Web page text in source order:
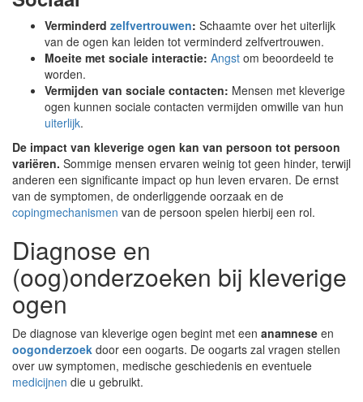
Verminderd zelfvertrouwen: Schaamte over het uiterlijk
van de ogen kan leiden tot verminderd zelfvertrouwen.
Moeite met sociale interactie: Angst om beoordeeld te
worden.
Vermijden van sociale contacten: Mensen met kleverige
ogen kunnen sociale contacten vermijden omwille van hun
uiterlijk.
De impact van kleverige ogen kan van persoon tot persoon
variëren. Sommige mensen ervaren weinig tot geen hinder, terwijl
anderen een significante impact op hun leven ervaren. De ernst
van de symptomen, de onderliggende oorzaak en de
copingmechanismen van de persoon spelen hierbij een rol.
Diagnose en
(oog)onderzoeken bij kleverige
ogen
De diagnose van kleverige ogen begint met een anamnese en
oogonderzoek door een oogarts. De oogarts zal vragen stellen
over uw symptomen, medische geschiedenis en eventuele
medicijnen die u gebruikt.